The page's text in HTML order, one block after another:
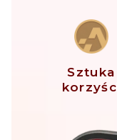
Sztuka